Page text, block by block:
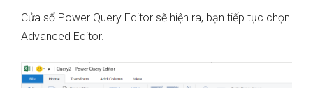
Cửa sổ Power Query Editor sẽ hiện ra, bạn tiếp tục chọn
Advanced Editor.